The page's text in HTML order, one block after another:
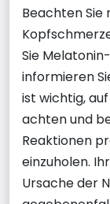
Beachten Sie
Sie
informieren
ist wichtig,
achten und
Reaktionen
einzuholen.
Ursache der